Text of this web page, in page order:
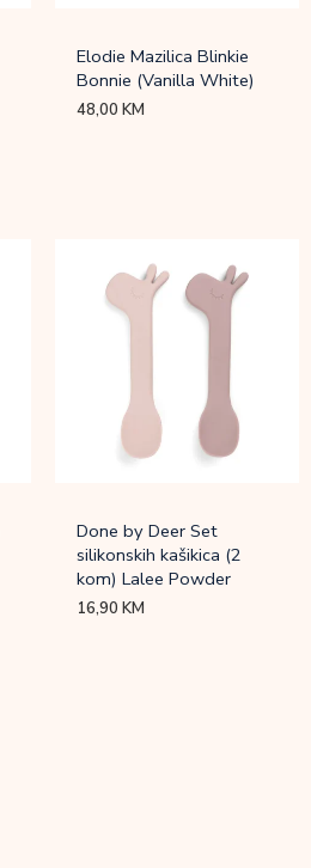
Elodie Mazilica Blinkie
Bonnie (Vanilla White)
48,00KM
Done by Deer Set
silikonskih kašikica (2
kom) Lalee Powder
16,90KM